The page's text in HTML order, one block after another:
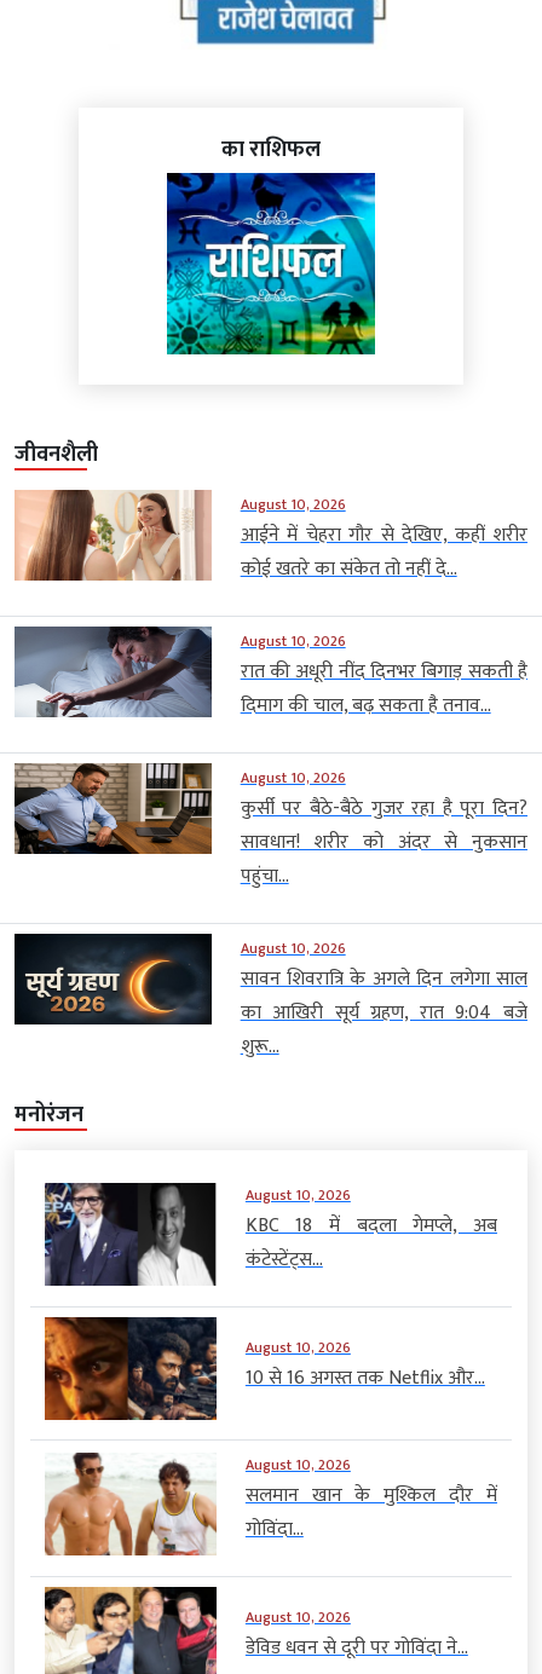
का राशिफल
जीवनशैली
August 10, 2026
आईने में चेहरा गौर से देखिए, कहीं शरीर
कोई खतरे का संकेत तो नहीं दे...
August 10, 2026
रात की अधूरी नींद दिनभर बिगाड़ सकती है
दिमाग की चाल, बढ़ सकता है तनाव...
August 10, 2026
कुर्सी पर बैठे-बैठे गुजर रहा है पूरा दिन?
सावधान! शरीर को अंदर से नुकसान
पहुंचा...
August 10, 2026
सावन शिवरात्रि के अगले दिन लगेगा साल
का आखिरी सूर्य ग्रहण, रात 9:04 बजे
शुरू...
मनोरंजन
August 10, 2026
KBC 18 में बदला गेमप्ले, अब
कंटेस्टेंट्स...
August 10, 2026
10 से 16 अगस्त तक Netflix और...
August 10, 2026
सलमान खान के मुश्किल दौर में
गोविंदा...
August 10, 2026
डेविड धवन से दूरी पर गोविंदा ने...